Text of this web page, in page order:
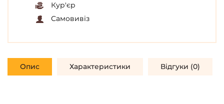
Кур'єр
Самовивіз
Опис Характеристики Відгуки (0)